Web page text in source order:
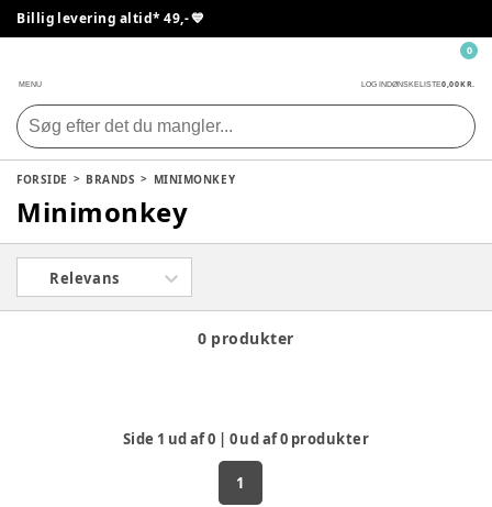
Billig levering altid* 49,- 💙
MENU LOG INDØNSKELISTE0,00 KR.
0
FORSIDE BRANDS MINIMONKEY
Minimonkey
Relevans
0 produkter
Side 1 ud af0 | 0ud af0 produkter
1